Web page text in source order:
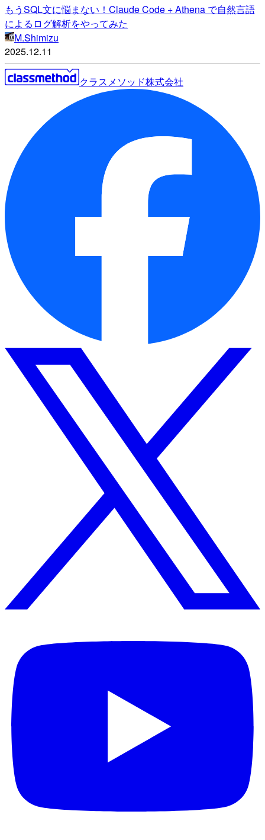
もうSQL文に悩まない！Claude Code + Athena で自然言語
によるログ解析をやってみた
M.Shimizu
2025.12.11
クラスメソッド株式会社